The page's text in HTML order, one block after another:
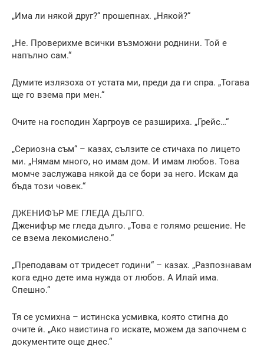
„Има ли някой друг?“ прошепнах. „Някой?“
„Не. Проверихме всички възможни роднини. Той е
напълно сам.“
Думите излязоха от устата ми, преди да ги спра. „Тогава
ще го взема при мен.“
Очите на господин Харгроув се разшириха. „Грейс…“
„Сериозна съм“ – казах, сълзите се стичаха по лицето
ми. „Нямам много, но имам дом. И имам любов. Това
момче заслужава някой да се бори за него. Искам да
бъда този човек.“
ДЖЕНИФЪР МЕ ГЛЕДА ДЪЛГО.
Дженифър ме гледа дълго. „Това е голямо решение. Не
се взема лекомислено.“
„Преподавам от тридесет години“ – казах. „Разпознавам
кога едно дете има нужда от любов. А Илай има.
Спешно.“
Тя се усмихна – истинска усмивка, която стигна до
очите ѝ. „Ако наистина го искате, можем да започнем с
документите още днес.“